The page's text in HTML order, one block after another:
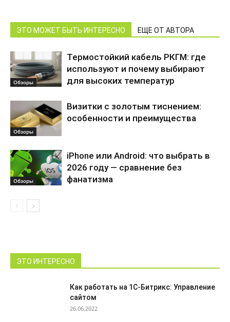
ЭТО МОЖЕТ БЫТЬ ИНТЕРЕСНО ЕЩЕ ОТ АВТОРА
Обзоры
Термостойкий кабель РКГМ: где
используют и почему выбирают
для высоких температур
Обзоры
Визитки с золотым тиснением:
особенности и преимущества
Обзоры
iPhone или Android: что выбрать в
2026 году — сравнение без
фанатизма
ЭТО ИНТЕРЕСНО
Как работать на 1С-Битрикс: Управление
сайтом
26.06.2022